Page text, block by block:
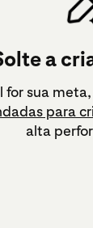
a
for sua
para
alta